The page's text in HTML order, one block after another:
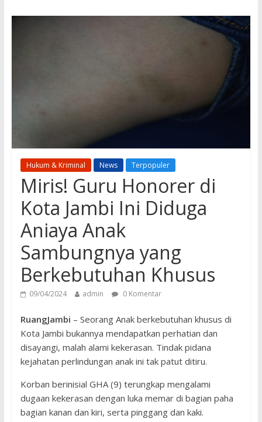
Hukum & Kriminal News Terpopuler
Miris! Guru Honorer di
Kota Jambi Ini Diduga
Aniaya Anak
Sambungnya yang
Berkebutuhan Khusus
09/04/2024 admin 0 Komentar
RuangJambi – Seorang Anak berkebutuhan khusus di
Kota Jambi bukannya mendapatkan perhatian dan
disayangi, malah alami kekerasan. Tindak pidana
kejahatan perlindungan anak ini tak patut ditiru.
Korban berinisial GHA (9) terungkap mengalami
dugaan kekerasan dengan luka memar di bagian paha
bagian kanan dan kiri, serta pinggang dan kaki.